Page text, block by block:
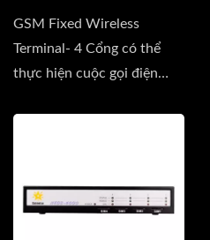
GSM Fixed Wireless
Terminal- 4 Cổng có thể
thực hiện cuộc gọi điện